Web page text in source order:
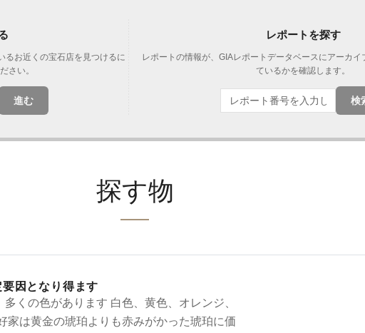
るお近くの宝石店を見つけるに
さい。
進む
レポートを探す
レポートの情報が、GIAレポートデータベースにアーカイ
ているかを確認します。
検
探す物
因となり得ます
くの色があります 白色、黄色、オレンジ、
家は黄金の琥珀よりも赤みがかった琥珀に価